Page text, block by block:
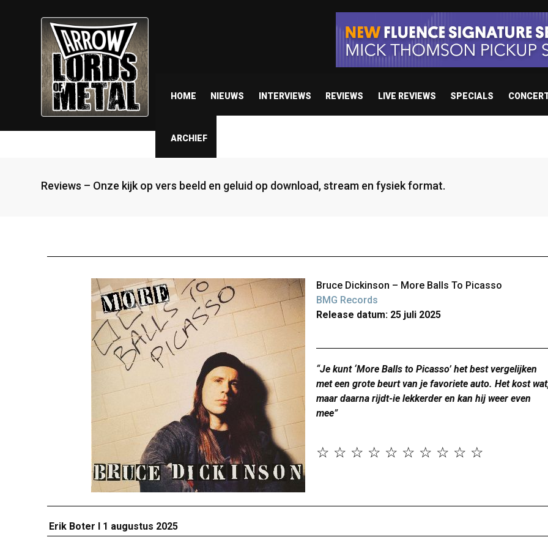
HOME NIEUWS INTERVIEWS REVIEWS LIVE REVIEWS SPECIALS
ARCHIEF
Reviews – Onze kijk op vers beeld en geluid op download, stream en fysiek format.
Bruce Dickinson – More Balls To Picasso
BMG Records
Release datum: 25 juli 2025
“Je kunt ‘More Balls to Picasso’ het best vergelijken
met een grote beurt van je favoriete auto. Het kost
maar daarna rijdt-ie lekkerder en kan hij weer even
mee”
☆ ☆ ☆ ☆ ☆ ☆ ☆ ☆ ☆ ☆
Erik Boter I 1 augustus 2025